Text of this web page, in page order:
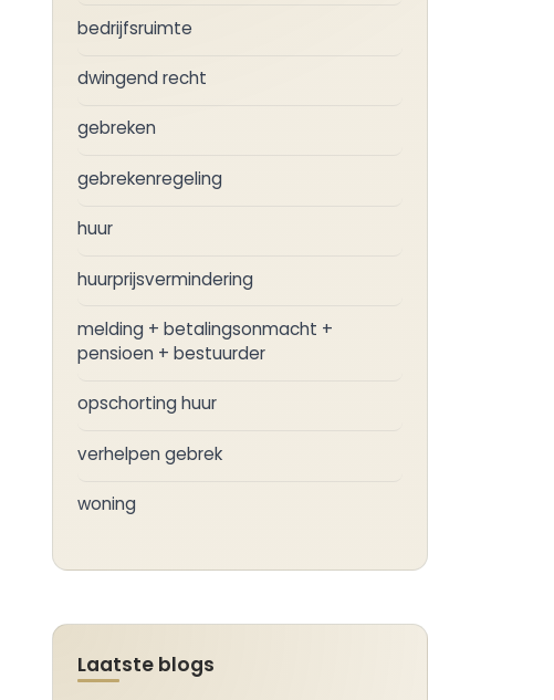
bedrijfsruimte
dwingend recht
gebreken
gebrekenregeling
huur
huurprijsvermindering
melding + betalingsonmacht +
pensioen + bestuurder
opschorting huur
verhelpen gebrek
woning
Laatste blogs